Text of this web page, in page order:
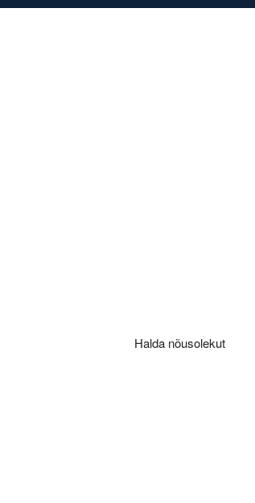
Halda nõusolekut